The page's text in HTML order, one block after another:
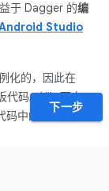
于 Dagger 的编
Studio
化的，因此在
代码。Hilt 可自
中的大部分内
组件
下一步